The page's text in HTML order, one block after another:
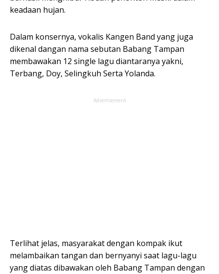
keadaan hujan.
Dalam konsernya, vokalis Kangen Band yang juga
dikenal dangan nama sebutan Babang Tampan
membawakan 12 single lagu diantaranya yakni,
Terbang, Doy, Selingkuh Serta Yolanda.
Advertisement
Terlihat jelas, masyarakat dengan kompak ikut
melambaikan tangan dan bernyanyi saat lagu-lagu
yang diatas dibawakan oleh Babang Tampan dengan